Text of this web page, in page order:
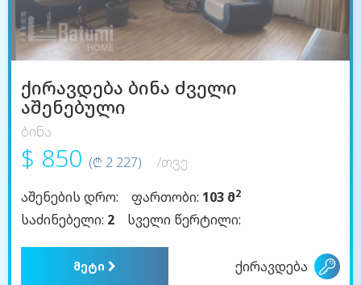
ქირავდება ბინა ძველი
აშენებული
ბინა
$ 850 (₾ 2 227)
/თვე
აშენების დრო:
ფართობი: 103 მ2
საძინებელი: 2 სველი წერტილი:
მეტი ქირავდება